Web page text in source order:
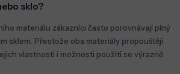
sklo?
materiálu zákazníci často porovnávají plný
sklem. Přestože oba materiály propouštějí
vlastnosti i možnosti použití se výrazně